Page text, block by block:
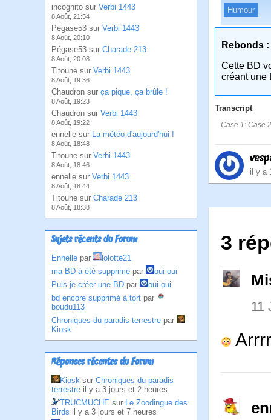
incognito sur Verbi 1443
8 Août, 21:54
Pégase53 sur Verbi 1443
8 Août, 20:10
Pégase53 sur Charade 213
8 Août, 20:08
Titoune sur Verbi 1443
8 Août, 19:36
Chaudron sur ça pique, ça brûle !
8 Août, 19:23
Chaudron sur Verbi 1443
8 Août, 19:22
ennelle sur La météo d'aujourd'hui !
8 Août, 18:48
Titoune sur Verbi 1443
8 Août, 18:46
ennelle sur Verbi 1443
8 Août, 18:44
Titoune sur Charade 213
8 Août, 18:38
Sujets récents du Forum
Ennelle par
lolotte21
ma BD à été supprimé par
oui oui
Puis-je créer une BD par
oui oui
bd encore supprimé à tort par
boudu113
Chroniques du paradis terrestre par
Kiosk
Réponses récentes du Forum
Kiosk sur Chroniques du paradis
terrestre il y a 3 jours et 2 heures
TRUCMUCHE sur Le Zoodingue des
Birds il y a 3 jours et 7 heures
Humour
Rebonds :
Cette BD
créant une
Transcript
Case 1: Case
il y a
3
11